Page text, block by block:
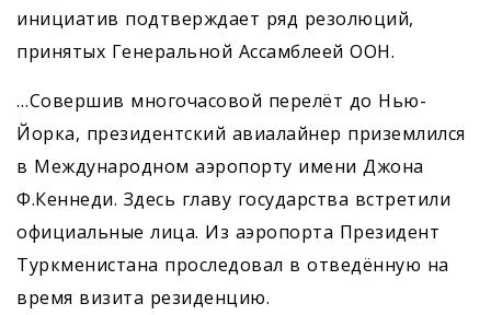
инициатив подтверждает ряд резолюций,
принятых Генеральной Ассамб­леей ООН.
…Совершив многочасовой перелёт до Нью-
Йорка, президентский авиалайнер приземлился
в Международном аэропорту имени Джона
Ф.Кеннеди. Здесь главу государства встретили
официальные лица. Из аэропорта Президент
Туркменистана проследовал в отведённую на
время визита резиденцию.